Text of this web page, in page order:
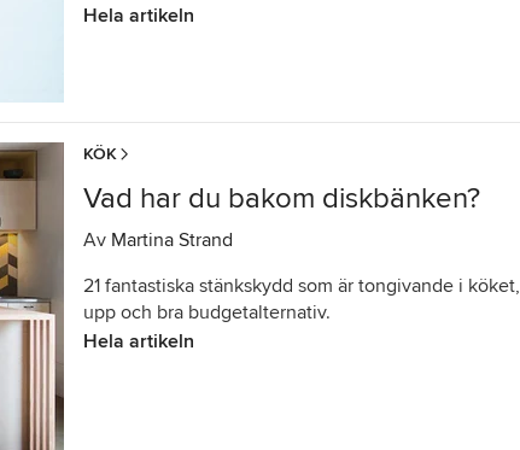
Hela artikeln
KÖK
Vad har du bakom diskbänken?
Av Martina Strand
21 fantastiska stänkskydd som är tongivande i
upp och bra budgetalternativ.
Hela artikeln